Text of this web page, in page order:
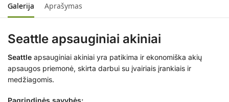
Galerija Aprašymas
Seattle apsauginiai akiniai
Seattle apsauginiai akiniai yra patikima ir ekonomiška akių
apsaugos priemonė, skirta darbui su įvairiais įrankiais ir
medžiagomis.
Pagrindinės savybės: